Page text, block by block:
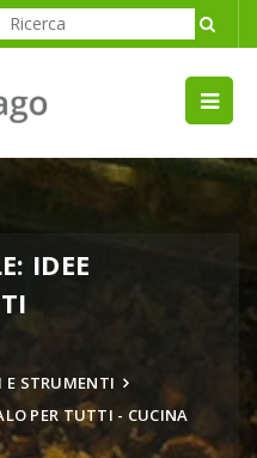
IDEE
E STRUMENTI
PER TUTTI - CUCINA